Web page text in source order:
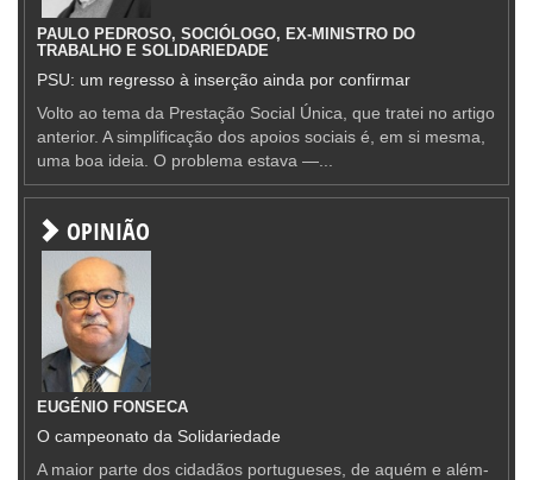
PAULO PEDROSO, SOCIÓLOGO, EX-MINISTRO DO
TRABALHO E SOLIDARIEDADE
PSU: um regresso à inserção ainda por confirmar
Volto ao tema da Prestação Social Única, que tratei no artigo
anterior. A simplificação dos apoios sociais é, em si mesma,
uma boa ideia. O problema estava —...
OPINIÃO
EUGÉNIO FONSECA
O campeonato da Solidariedade
A maior parte dos cidadãos portugueses, de aquém e além-